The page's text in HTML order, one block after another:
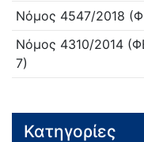
Νόμος 4547/2018
Νόμος 4310/2014
7)
Κατηγορίες